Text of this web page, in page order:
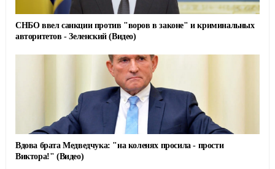
СНБО ввел санкции против "воров в законе" и криминальных
авторитетов - Зеленский (Видео)
Вдова брата Медведчука: "на коленях просила - прости
Виктора!" (Видео)